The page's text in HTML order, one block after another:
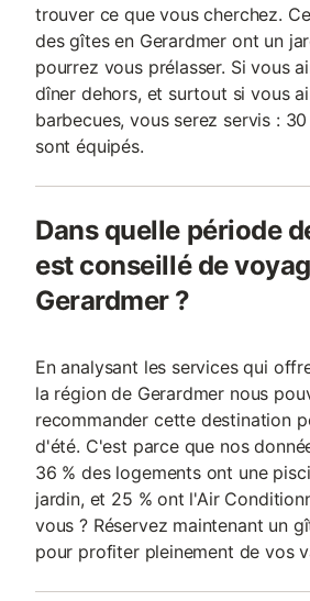
trouver ce que vous cherchez.
des gîtes en Gerardmer ont un
pourrez vous prélasser. Si vous
dîner dehors, et surtout si vous
barbecues, vous serez servis :
sont équipés.
Dans quelle période
est conseillé de
Gerardmer ?
En analysant les services qui
la région de Gerardmer nous
recommander cette destination
d'été. C'est parce que nos
36 % des logements ont une
jardin, et 25 % ont l'Air
vous ? Réservez maintenant un
pour profiter pleinement de vos